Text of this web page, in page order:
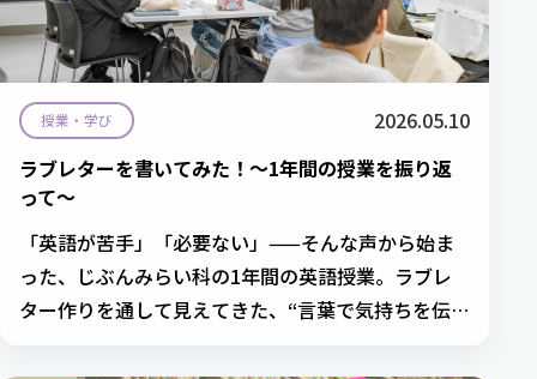
授業・学び
2026.05.10
ラブレターを書いてみた！～1年間の授業を振り返
って～
「英語が苦手」「必要ない」——そんな声から始ま
った、じぶんみらい科の1年間の英語授業。ラブレ
ター作りを通して見えてきた、“言葉で気持ちを伝え